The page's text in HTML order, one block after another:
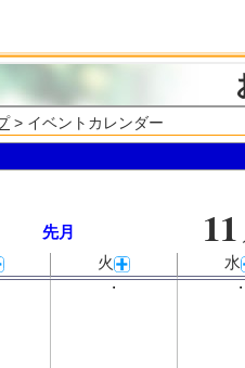
> イベントカレンダー
先月 11
火 水
・